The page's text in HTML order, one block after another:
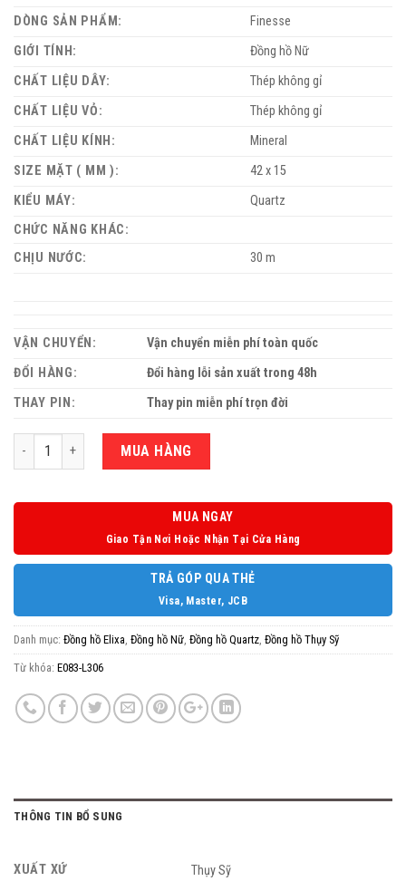
DÒNG SẢN PHẨM:
Finesse
GIỚI TÍNH:
Đồng hồ Nữ
CHẤT LIỆU DÂY:
Thép không gỉ
CHẤT LIỆU VỎ:
Thép không gỉ
CHẤT LIỆU KÍNH:
Mineral
SIZE MẶT ( MM ):
42 x 15
KIỂU MÁY:
Quartz
CHỨC NĂNG KHÁC:
CHỊU NƯỚC:
30 m
VẬN CHUYỂN:
Vận chuyển miễn phí toàn quốc
ĐỔI HÀNG:
Đổi hàng lỗi sản xuất trong 48h
THAY PIN:
Thay pin miễn phí trọn đời
Số lượng MUA HÀNG
MUA NGAY
Giao Tận Nơi Hoặc Nhận Tại Cửa Hàng
TRẢ GÓP QUA THẺ
Visa, Master, JCB
Danh mục: Đồng hồ Elixa, Đồng hồ Nữ, Đồng hồ Quartz, Đồng hồ Thụy Sỹ
Từ khóa: E083-L306
THÔNG TIN BỔ SUNG
XUẤT XỨ Thụy Sỹ